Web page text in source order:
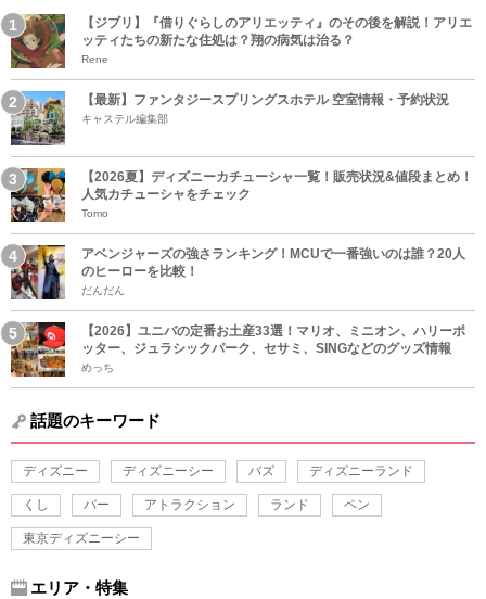
【ジブリ】『借りぐらしのアリエッティ』のその後を解説！アリエ
ッティたちの新たな住処は？翔の病気は治る？
Rene
【最新】ファンタジースプリングスホテル 空室情報・予約状況
キャステル編集部
【2026夏】ディズニーカチューシャ一覧！販売状況&値段まとめ！
人気カチューシャをチェック
Tomo
アベンジャーズの強さランキング！MCUで一番強いのは誰？20人
のヒーローを比較！
だんだん
【2026】ユニバの定番お土産33選！マリオ、ミニオン、ハリーポ
ッター、ジュラシックパーク、セサミ、SINGなどのグッズ情報
めっち
話題のキーワード
ディズニー ディズニーシー バズ ディズニーランド
くし バー アトラクション ランド ペン
東京ディズニーシー
エリア・特集